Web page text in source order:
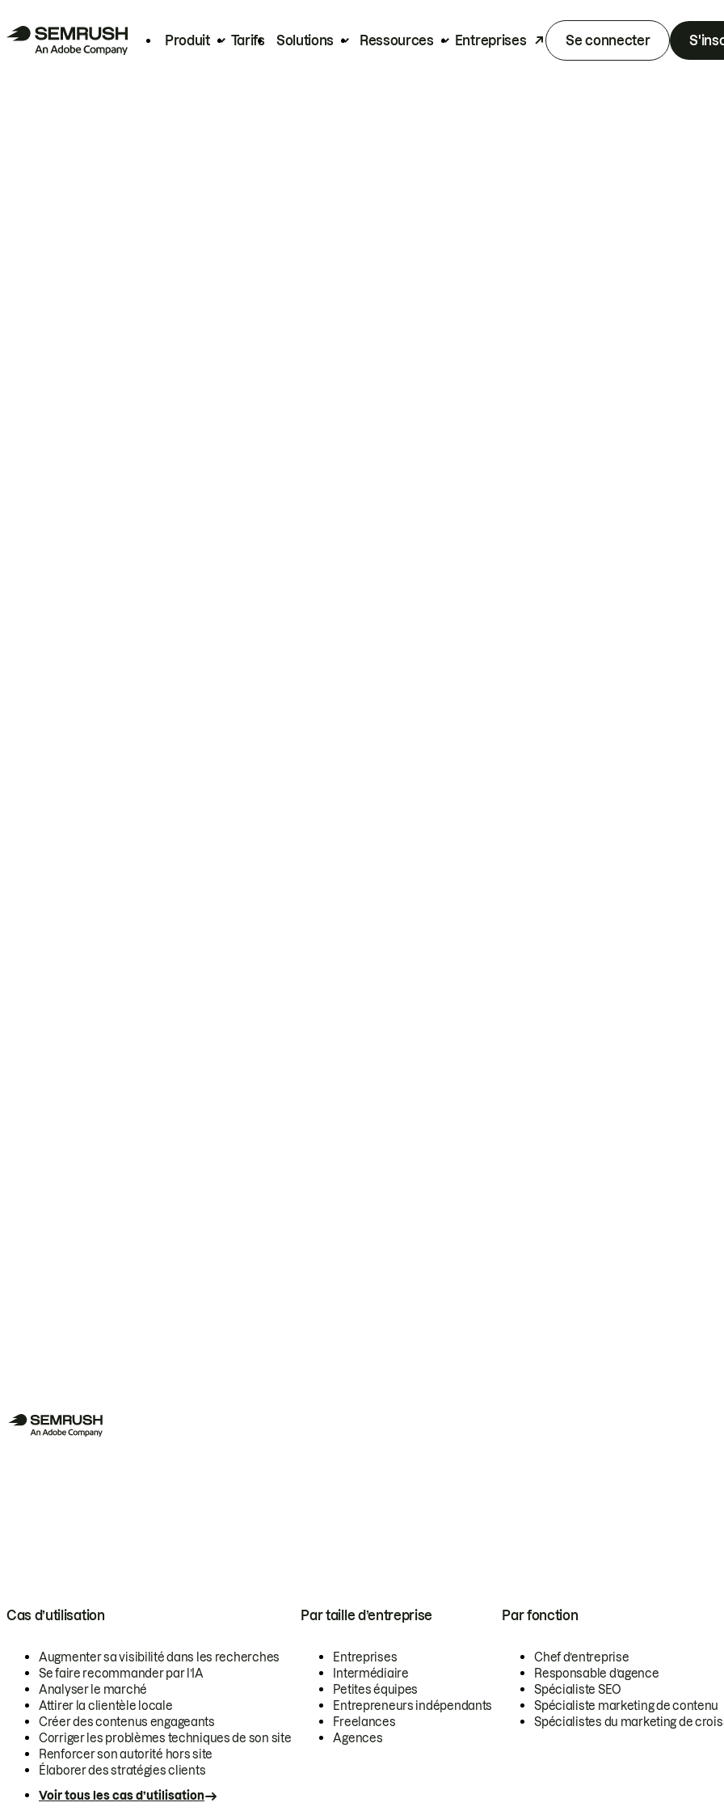
Produit Tarifs Solutions Ressources Entreprises Se connecter
Cas d’utilisation
Augmenter sa visibilité dans les recherches
Se faire recommander par l’IA
Analyser le marché
Attirer la clientèle locale
Créer des contenus engageants
Corriger les problèmes techniques de son site
Renforcer son autorité hors site
Élaborer des stratégies clients
Voir tous les cas d’utilisation
Par taille d’entreprise
Entreprises
Intermédiaire
Petites équipes
Entrepreneurs indépendants
Freelances
Agences
Par fonction
Chef d’entreprise
Responsable d’agence
Spécialiste SEO
Spécialiste marketing de contenu
Spécialistes du marketing de